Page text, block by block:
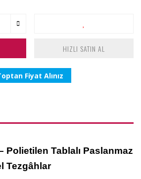
HIZLI SATIN AL
Fiyat Alınız
Polietilen Tablalı Paslanmaz
Tezgâhlar